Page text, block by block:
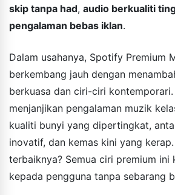
skip tanpa had, audio berkualiti
pengalaman bebas iklan.
Dalam usahanya, Spotify Premium
berkembang jauh dengan
berkuasa dan ciri-ciri
menjanjikan pengalaman muzik
kualiti bunyi yang dipertingkat,
inovatif, dan kemas kini yang
terbaiknya? Semua ciri premium ini
kepada pengguna tanpa sebarang